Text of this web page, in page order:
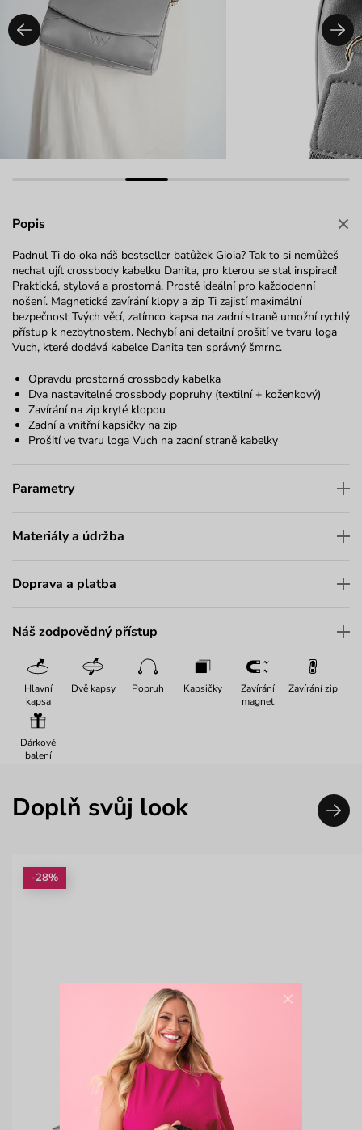
Popis
Padnul Ti do oka náš bestseller batůžek Gioia? Tak to si nemůžeš
nechat ujít crossbody kabelku Danita, pro kterou se stal inspirací!
Praktická, stylová a prostorná. Prostě ideální pro každodenní
nošení. Magnetické zavírání klopy a zip Ti zajistí maximální
bezpečnost Tvých věcí, zatímco kapsa na zadní straně umožní rychlý
přístup k nezbytnostem. Nechybí ani detailní prošití ve tvaru loga
Vuch, které dodává kabelce Danita ten správný šmrnc.
Opravdu prostorná crossbody kabelka
Dva nastavitelné crossbody popruhy (textilní + koženkový)
Zavírání na zip kryté klopou
Zadní a vnitřní kapsičky na zip
Prošití ve tvaru loga Vuch na zadní straně kabelky
Parametry
Materiály a údržba
Doprava a platba
Náš zodpovědný přístup
Hlavní
kapsa
Dvě kapsy Popruh Kapsičky
Zavírání
magnet
Zavírání zip
Dárkové
balení
Doplň svůj look
-28%
×